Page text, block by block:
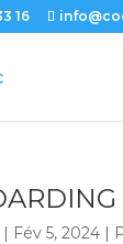
16
| Fév 5, 2024 |